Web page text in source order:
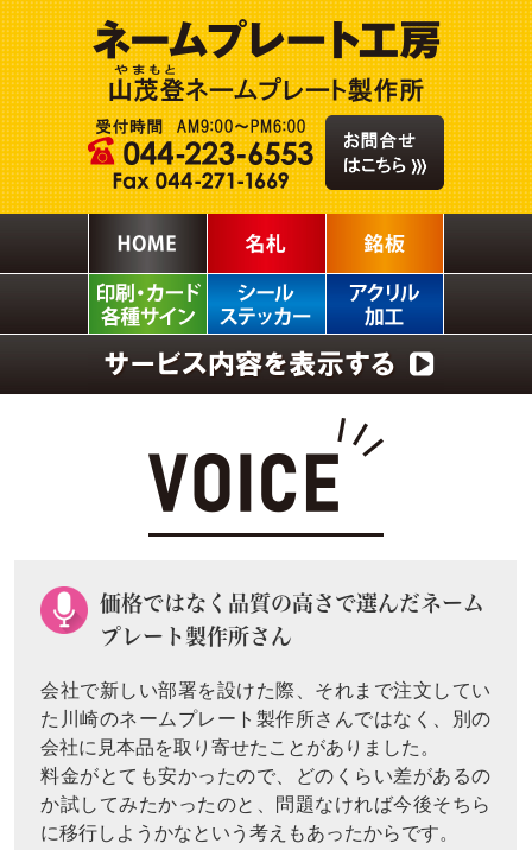
価格ではなく品質の高さで選んだネーム
プレート製作所さん
会社で新しい部署を設けた際、それまで注文してい
た川崎のネームプレート製作所さんではなく、別の
会社に見本品を取り寄せたことがありました。
料金がとても安かったので、どのくらい差があるの
か試してみたかったのと、問題なければ今後そちら
に移行しようかなという考えもあったからです。